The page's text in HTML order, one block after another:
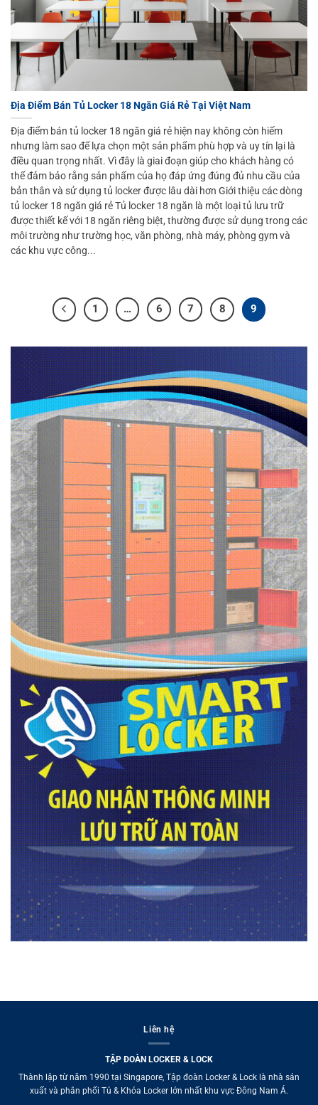
Địa Điểm Bán Tủ Locker 18 Ngăn Giá Rẻ Tại Việt Nam
Địa điểm bán tủ locker 18 ngăn giá rẻ hiện nay không còn hiếm
nhưng làm sao để lựa chọn một sản phẩm phù hợp và uy tín lại là
điều quan trọng nhất. Vì đây là giai đoạn giúp cho khách hàng có
thể đảm bảo rằng sản phẩm của họ đáp ứng đúng đủ nhu cầu của
bản thân và sử dụng tủ locker được lâu dài hơn Giới thiệu các dòng
tủ locker 18 ngăn giá rẻ Tủ locker 18 ngăn là một loại tủ lưu trữ
được thiết kế với 18 ngăn riêng biệt, thường được sử dụng trong các
môi trường như trường học, văn phòng, nhà máy, phòng gym và
các khu vực công...
1 … 6 7 8 9
Liên hệ
TẬP ĐOÀN LOCKER & LOCK
Thành lập từ năm 1990 tại Singapore, Tập đoàn Locker & Lock là nhà sản
xuất và phân phối Tủ & Khóa Locker lớn nhất khu vực Đông Nam Á.